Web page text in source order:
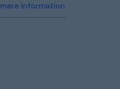
information